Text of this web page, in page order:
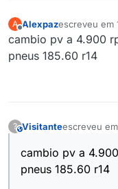
A
Offline
Alexpazescreveu em
última edição
cambio pv a 4.900
pneus 185.60 r14
?This user is from outside of this forum
Visitanteescreveu em
última
cambio pv a
pneus 185.60 r14